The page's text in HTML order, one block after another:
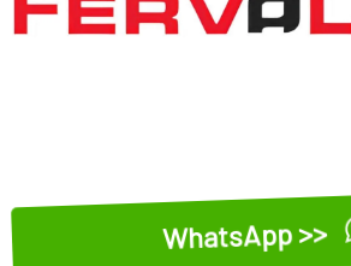
WhatsApp >>